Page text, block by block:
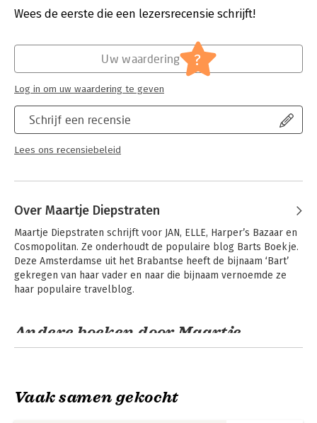
Verschijningsdatum:
14-6-2019
Wees de eerste die een lezersrecensie schrijft!
Schrijf een recensie
Lees ons recensiebeleid
Uw waardering ?
Log in om uw waardering te geven
Over Maartje Diepstraten
Maartje Diepstraten schrijft voor JAN, ELLE, Harper’s Bazaar en
Cosmopolitan. Ze onderhoudt de populaire blog Barts Boekje.
Deze Amsterdamse uit het Brabantse heeft de bijnaam ‘Bart’
gekregen van haar vader en naar die bijnaam vernoemde ze
haar populaire travelblog.
Andere boeken door Maartje
Diepstraten
Vaak samen gekocht